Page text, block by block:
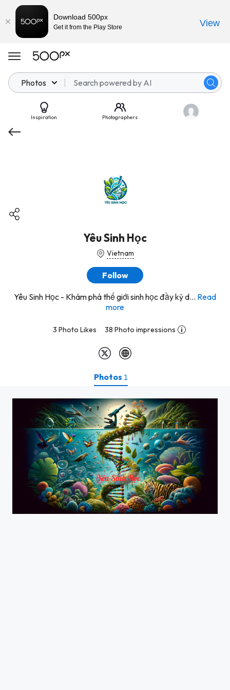
Photos
Inspiration Photographers
Yêu Sinh Học
Vietnam
Follow
Yêu Sinh Học - Khám phá thế giới sinh học đầy kỳ d... Read
more
3 Photo Likes 38 Photo impressions
Photos 1
Khám phá sự đa dạng của loài chim trên Trái Đất
Download 500px
Get it from the Play Store View